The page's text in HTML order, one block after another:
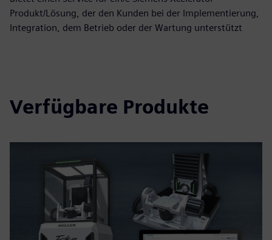
Produkt/Lösung, der den Kunden bei der Implementierung,
Integration, dem Betrieb oder der Wartung unterstützt
Verfügbare Produkte